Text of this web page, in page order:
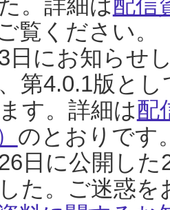
覧ください。
日にお知らせ
第4.0.1版と
す。詳細は配
のとおりです
日に公開し
た。ご迷惑